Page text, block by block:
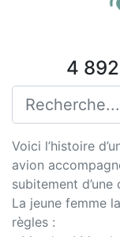
4
Voici l’histoire
avion
subitement
La jeune femme
règles :